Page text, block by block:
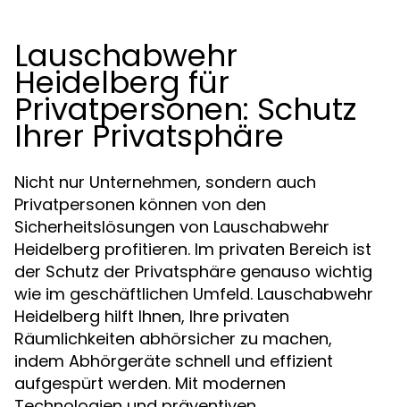
Lauschabwehr
Heidelberg für
Privatpersonen: Schutz
Ihrer Privatsphäre
Nicht nur Unternehmen, sondern auch
Privatpersonen können von den
Sicherheitslösungen von Lauschabwehr
Heidelberg profitieren. Im privaten Bereich ist
der Schutz der Privatsphäre genauso wichtig
wie im geschäftlichen Umfeld. Lauschabwehr
Heidelberg hilft Ihnen, Ihre privaten
Räumlichkeiten abhörsicher zu machen,
indem Abhörgeräte schnell und effizient
aufgespürt werden. Mit modernen